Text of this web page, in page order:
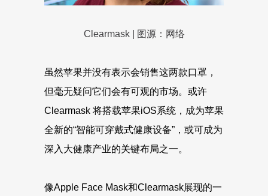
Clearmask | 图源：网络
虽然苹果并没有表示会销售这两款口罩，
但毫无疑问它们会有可观的市场。或许
Clearmask 将搭载苹果iOS系统，成为苹果
全新的“智能可穿戴式健康设备”，或可成为
深入大健康产业的关键布局之一。
像Apple Face Mask和Clearmask展现的一